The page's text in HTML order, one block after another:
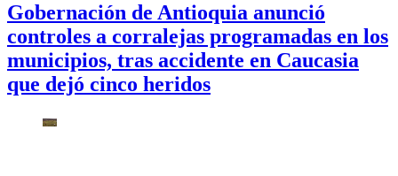
Gobernación de Antioquia anunció
controles a corralejas programadas en los
municipios, tras accidente en Caucasia
que dejó cinco heridos